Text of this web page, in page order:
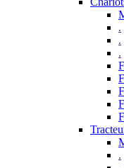
.
.
.
.